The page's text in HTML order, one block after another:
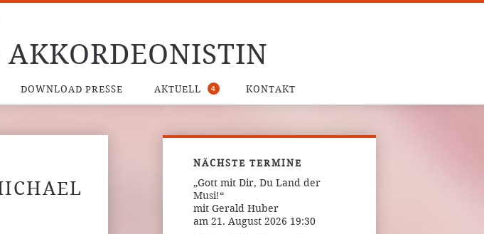
AKKORDEONISTIN
DOWNLOAD PRESSE AKTUELL 4 KONTAKT
NÄCHSTE TERMINE
„Gott mit Dir, Du Land der
Musi!“
mit Gerald Huber
am 21. August 2026 19:30